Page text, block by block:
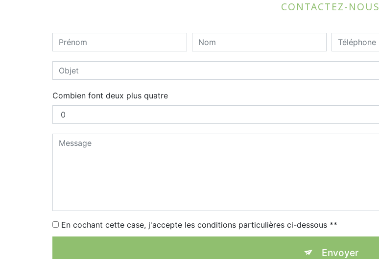
CONTACTEZ-NOUS
Combien font deux plus quatre
En cochant cette case, j'accepte les conditions particulières ci-dessous **
Envoyer